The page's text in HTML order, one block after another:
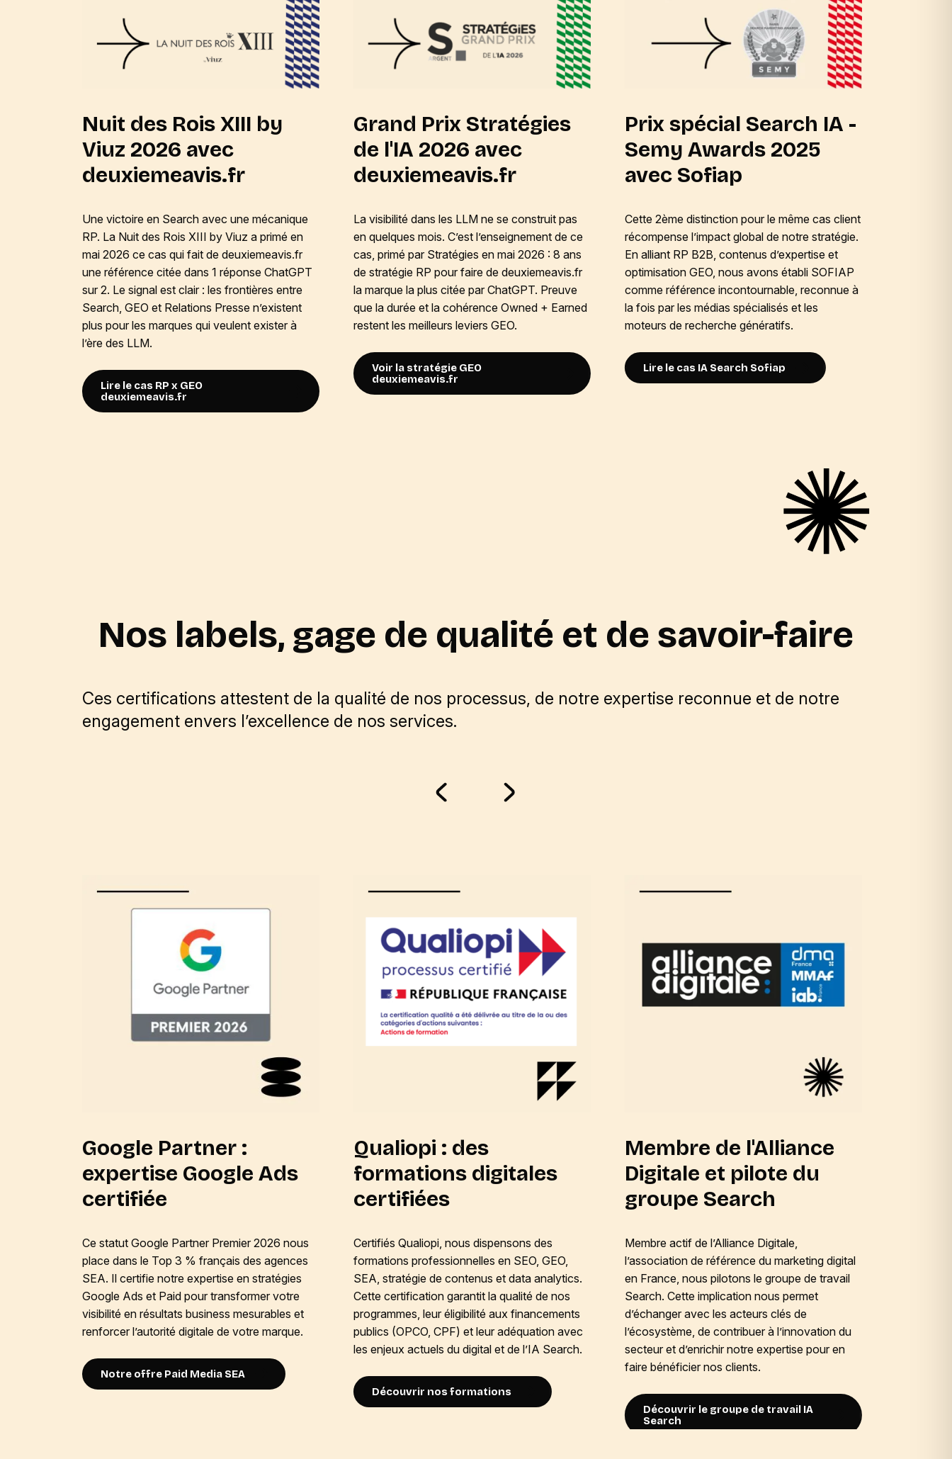
Nuit des Rois XIII by
Viuz 2026 avec
deuxiemeavis.fr
Une victoire en Search avec une mécanique
RP. La Nuit des Rois XIII by Viuz a primé en
mai 2026 ce cas qui fait de deuxiemeavis.fr
une référence citée dans 1 réponse ChatGPT
sur 2. Le signal est clair : les frontières entre
Search, GEO et Relations Presse n’existent
plus pour les marques qui veulent exister à
l’ère des LLM.
Lire le cas RP x GEO
deuxiemeavis.fr
Grand Prix Stratégies
de l'IA 2026 avec
deuxiemeavis.fr
La visibilité dans les LLM ne se construit pas
en quelques mois. C’est l’enseignement de ce
cas, primé par Stratégies en mai 2026 : 8 ans
de stratégie RP pour faire de deuxiemeavis.fr
la marque la plus citée par ChatGPT. Preuve
que la durée et la cohérence Owned + Earned
restent les meilleurs leviers GEO.
Voir la stratégie GEO
deuxiemeavis.fr
Prix spécial Search IA -
Semy Awards 2025
avec Sofiap
Cette 2ème distinction pour le même cas client
récompense l’impact global de notre stratégie.
En alliant RP B2B, contenus d’expertise et
optimisation GEO, nous avons établi SOFIAP
comme référence incontournable, reconnue à
la fois par les médias spécialisés et les
moteurs de recherche génératifs.
Lire le cas IA Search Sofiap
Nos labels, gage de qualité et de savoir-faire
Ces certifications attestent de la qualité de nos processus, de notre expertise reconnue et de notre
engagement envers l’excellence de nos services.
Google Partner :
expertise Google Ads
certifiée
Ce statut Google Partner Premier 2026 nous
place dans le Top 3 % français des agences
SEA. Il certifie notre expertise en stratégies
Google Ads et Paid pour transformer votre
visibilité en résultats business mesurables et
renforcer l’autorité digitale de votre marque.
Notre offre Paid Media SEA
Qualiopi : des
formations digitales
certifiées
Certifiés Qualiopi, nous dispensons des
formations professionnelles en SEO, GEO,
SEA, stratégie de contenus et data analytics.
Cette certification garantit la qualité de nos
programmes, leur éligibilité aux financements
publics (OPCO, CPF) et leur adéquation avec
les enjeux actuels du digital et de l’IA Search.
Découvrir nos formations
Membre de l'Alliance
Digitale et pilote du
groupe Search
Membre actif de l’Alliance Digitale,
l’association de référence du marketing digital
en France, nous pilotons le groupe de travail
Search. Cette implication nous permet
d’échanger avec les acteurs clés de
l’écosystème, de contribuer à l’innovation du
secteur et d’enrichir notre expertise pour en
faire bénéficier nos clients.
Découvrir le groupe de travail IA
Search